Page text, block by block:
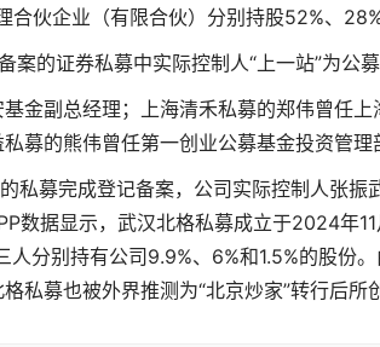
伙企业（有限合伙）分别持股52%、
案的证券私募中实际控制人“上一站”为公募
金副总经理；上海清禾私募的郑伟曾任
募的熊伟曾任第一创业公募基金投资管理
私募完成登记备案，公司实际控制人张
数据显示，武汉北格私募成立于2024年
分别持有公司9.9%、6%和1.5%的股份
私募也被外界推测为“北京炒家”转行后所